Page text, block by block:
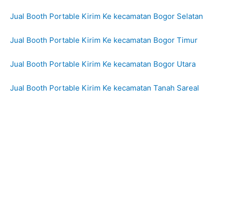
Jual Booth Portable Kirim Ke kecamatan Bogor Selatan
Jual Booth Portable Kirim Ke kecamatan Bogor Timur
Jual Booth Portable Kirim Ke kecamatan Bogor Utara
Jual Booth Portable Kirim Ke kecamatan Tanah Sareal